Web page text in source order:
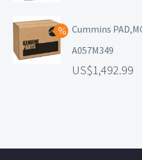
Cummins
A057M349
1,492.99